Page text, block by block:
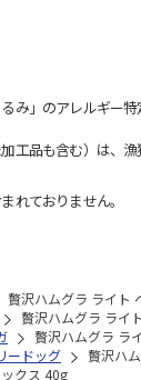
」のアレルギー特
品も含む）は、
れておりません。
贅沢ハムグラ ライト
贅沢ハムグラ ライ
贅沢ハムグラ ラ
ードッグ
贅沢ハ
クス 40g